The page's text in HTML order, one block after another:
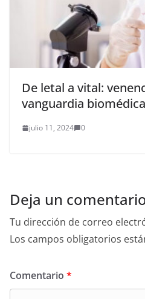
De letal a vital:
vanguardia biomédica
julio 11, 2024 0
Deja un
Tu dirección de correo
Los campos obligatorios
Comentario *